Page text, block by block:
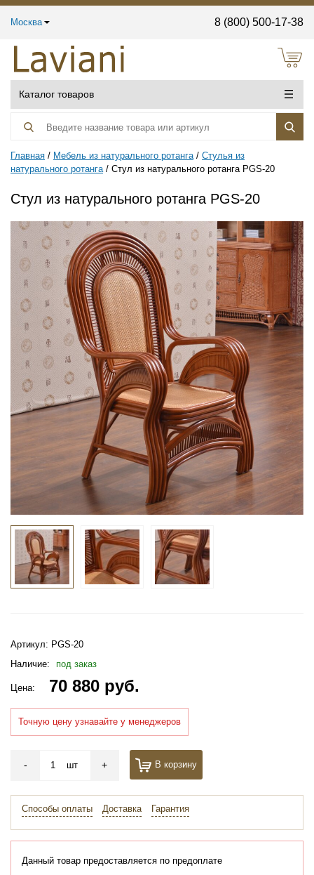
Москва 8 (800) 500-17-38
Каталог товаров
Главная Мебель из натурального ротанга
Стулья из
натурального ротанга
Стул из натурального ротанга PGS-20
Стул из натурального ротанга PGS-20
Артикул: PGS-20
Наличие:
под заказ
Цена: 70 880 руб.
Точную цену узнавайте у менеджеров
- шт + В корзину
Способы оплаты Доставка Гарантия
Данный товар предоставляется по предоплате